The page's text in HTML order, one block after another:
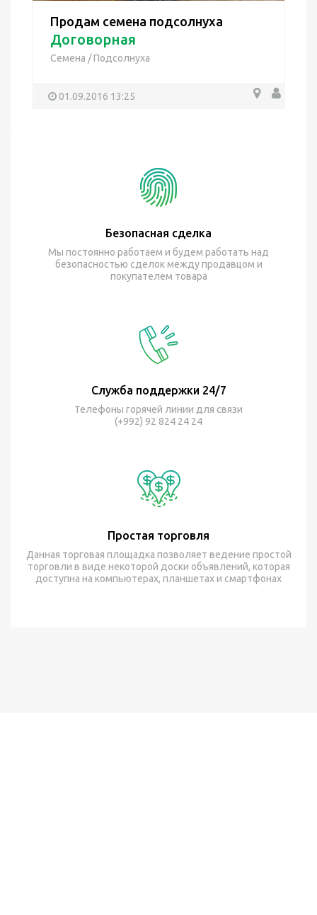
Продам семена подсолнуха
Договорная
Семена /Подсолнуха
01.09.2016 13:25
Безопасная сделка
Мы постоянно работаем и будем работать над
безопасностью сделок между продавцом и
покупателем товара
Служба поддержки 24/7
Телефоны горячей линии для связи
(+992) 92 824 24 24
Простая торговля
Данная торговая площадка позволяет ведение простой
торговли в виде некоторой доски объявлений, которая
доступна на компьютерах, планшетах и смартфонах